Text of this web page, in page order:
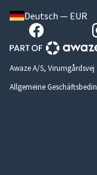
Deutsch — EUR
Awaze A/S, Virumgårdsvej
Allgemeine